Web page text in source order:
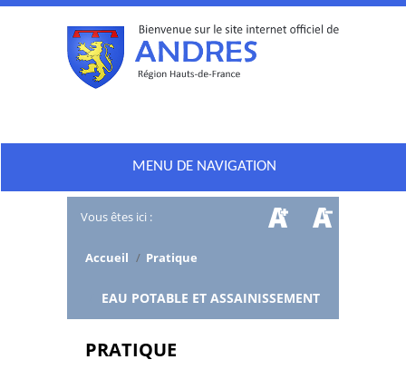
MENU DE NAVIGATION
Vous êtes ici :
Accueil / Pratique
EAU POTABLE ET ASSAINISSEMENT
PRATIQUE